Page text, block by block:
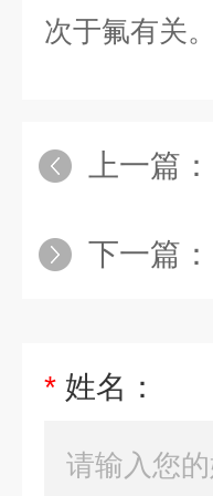
次于氟有关。
上一篇：
下一篇：
* 姓名：